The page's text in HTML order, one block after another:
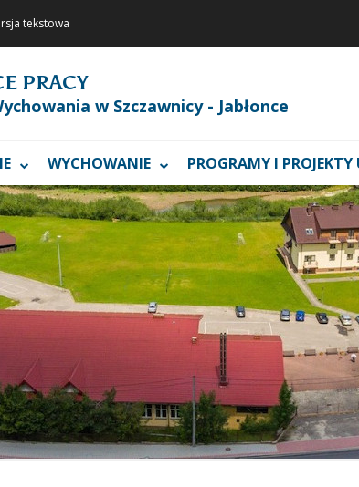
tekstowa
PRACY
w Szczawnicy - Jabłonce
WYCHOWANIE PROGRAMY I PROJEKTY